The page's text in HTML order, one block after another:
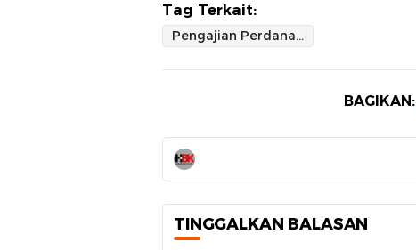
Tag Terkait:
Pengajian Perdana Ponpes As'Adiyah Pusat Sengkang Dihadiri Ribuan Masyarakat
BAGIKAN:
TINGGALKAN BALASAN